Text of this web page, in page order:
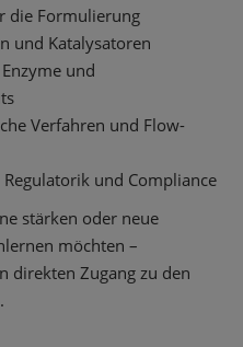
die Formulierung
und Katalysatoren
und
Verfahren und Flow-
und Compliance
stärken oder neue
möchten –
direkten Zugang zu den